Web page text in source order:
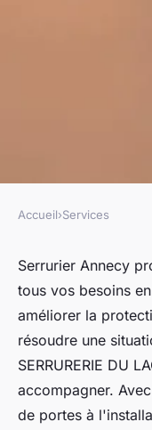
Serrurier
solutions
besoins
Mathis•23 janvier
Accueil›Services
Serrurier Annecy
tous vos besoins
améliorer la
résoudre une
SERRURERIE DU
accompagner.
de portes à